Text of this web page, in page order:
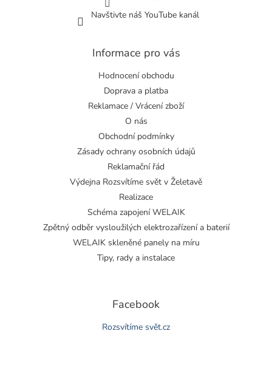
Navštivte náš YouTube kanál
Informace pro vás
Hodnocení obchodu
Doprava a platba
Reklamace / Vrácení zboží
O nás
Obchodní podmínky
Zásady ochrany osobních údajů
Reklamační řád
Výdejna Rozsvítíme svět v Želetavě
Realizace
Schéma zapojení WELAIK
Zpětný odběr vysloužilých elektrozařízení a baterií
WELAIK skleněné panely na míru
Tipy, rady a instalace
Facebook
Rozsvítíme svět.cz